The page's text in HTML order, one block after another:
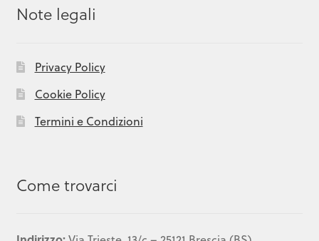
Note legali
Privacy Policy
Cookie Policy
Termini e Condizioni
Come trovarci